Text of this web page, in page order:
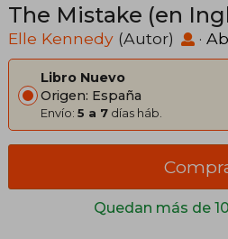
The Mistake (en
Elle Kennedy (Autor) ·
Libro Nuevo
Origen: España
Envío: 5 a 7 días háb.
Quedan más de